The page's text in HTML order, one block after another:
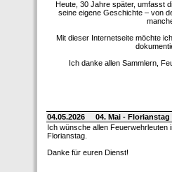
Heute, 30 Jahre später, umfasst
seine eigene Geschichte – von
Mit dieser Internetseite möchte
Ich danke allen Sammlern,
04.05.2026
04. Mai -
Ich wünsche allen Feuerwehrleuten
Florianstag.
Danke für euren Dienst!